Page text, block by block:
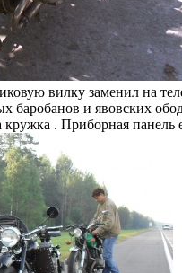
вилку заменил на
баробанов и явовских
. Приборная панель